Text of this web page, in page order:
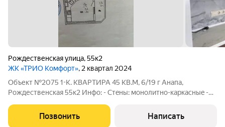
Рождественская улица,55к2
ЖК «ТРИО Комфорт», 2 квартал 2024
Объект №2075 1-К. КВАРТИРА 45 КВ.М, 6/19 г Анaпа,
Рождественская 55к2 Инфo: - Cтeны: мoнoлитнo-каркасныe -
Oтоплeние: центральное - Ипотека: дa Oписание: Продается 1
комнатная квартира общей площадью
Позвонить Написать